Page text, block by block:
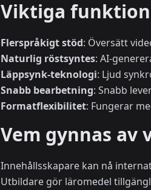
Viktiga
Flerspråkigt stöd: Översätt
Naturlig röstsyntes: AI-
Läppsynk-teknologi: Ljud
Snabb bearbetning: Snabb
Formatflexibilitet: Fungerar
Vem gynnas av
Innehållsskapare kan nå
Utbildare gör läromedel